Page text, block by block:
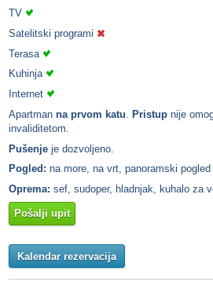
TV
Satelitski programi
Terasa
Kuhinja
Internet
Apartman na prvom katu Pristup nije
invaliditetom.
Pušenje je dozvoljeno.
Pogled: na more, na vrt, panoramski pogled
Oprema: sef, sudoper, hladnjak, kuhalo za
Pošalji upit
Kalendar rezervacija